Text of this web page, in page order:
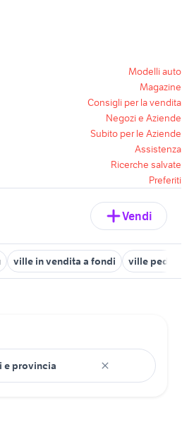
Modelli auto
Magazine
Consigli per la vendita
Negozi e Aziende
Subito per le Aziende
Assistenza
Ricerche salvate
Preferiti
Vendi
ville in vendita a fondi ville pedara